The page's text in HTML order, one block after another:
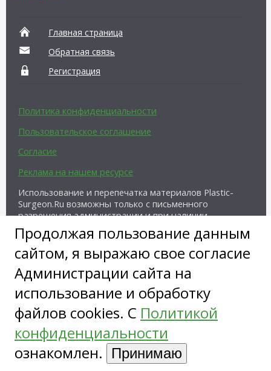
Продолжая пользование данным
сайтом, я выражаю свое согласие
Администрации сайта на
использование и обработку
файлов cookies. С Политикой
конфиденциальности
ознакомлен.
Главная страница
Обратная связь
Регистрация
Политика конфиденциальности
Пользовательское соглашение
Согласие
Реклама на нашем ресурсе
Использование и перепечатка материалов Plastic-
Surgeon.Ru возможны только с письменного
разрешения администрации и при наличии
активной ссылки на источник.
Copyright ©